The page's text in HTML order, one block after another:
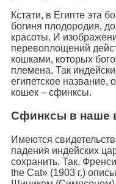
Кстати, в Египте эта
богиня плодородия,
красоты. И
перевоплощений
кошками, которых
племена. Так
египетское
кошек – сфинксы.
Сфинксы в наше
Имеются
падения индейских
сохранить. Так,
the Cat» (1903 г.)